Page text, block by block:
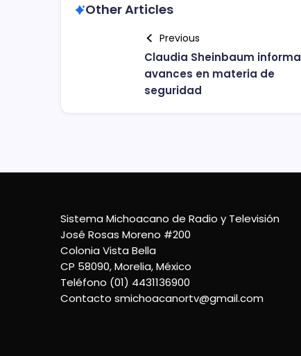
Other Articles
Previous
Claudia Sheinbaum informa
avances en materia de
seguridad
Sistema Michoacano de Radio y Televisión
José Rosas Moreno #200
Colonia Vista Bella
CP 58090, Morelia, México
Teléfono (01) 4431136900
Contacto smichoacanortv@gmail.com